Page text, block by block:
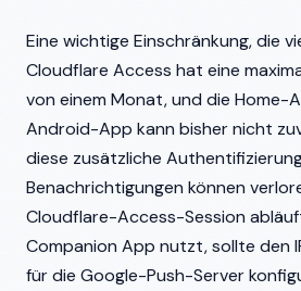
Eine wichtige Einschränkung, die
Cloudflare Access hat eine
von einem Monat, und die Home-
Android-App kann bisher nicht
diese zusätzliche
Benachrichtigungen können
Cloudflare-Access-Session
Companion App nutzt, sollte den
für die Google-Push-Server